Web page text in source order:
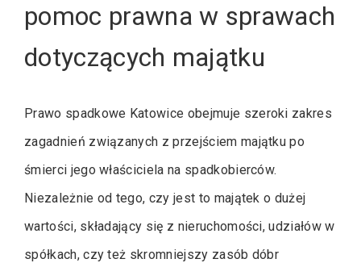
pomoc prawna w sprawach
dotyczących majątku
Prawo spadkowe Katowice obejmuje szeroki zakres
zagadnień związanych z przejściem majątku po
śmierci jego właściciela na spadkobierców.
Niezależnie od tego, czy jest to majątek o dużej
wartości, składający się z nieruchomości, udziałów w
spółkach, czy też skromniejszy zasób dóbr